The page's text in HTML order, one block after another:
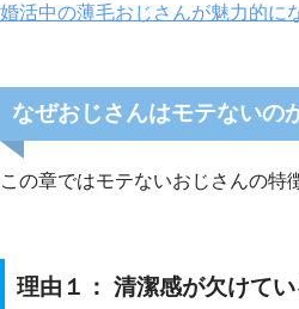
婚活中の薄毛おじさんが魅力的に
なぜおじさんはモテないの
この章ではモテないおじさんの特
理由１： 清潔感が欠けてい